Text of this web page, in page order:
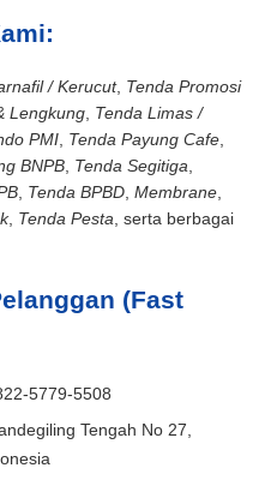
/ Kerucut, Tenda Promosi
Lengkung Tenda Limas /
PMI Tenda Payung Cafe
BNPB Tenda Segitiga
Tenda BPBD Membrane
, Tenda Pesta , serta berbagai
(Fast
5779-5508
Tengah No 27,